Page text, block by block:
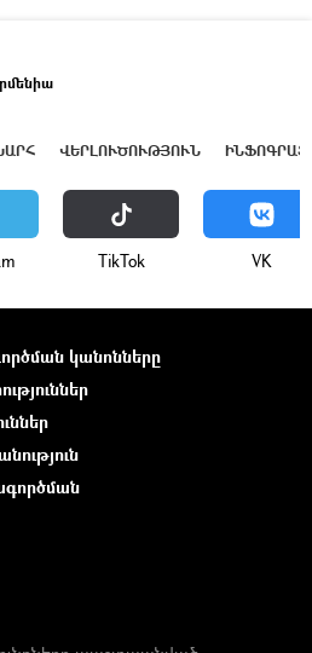
ՎԵՐԼՈՒԾՈՒԹՅՈՒՆ
ТikТоk VK
կանոնները